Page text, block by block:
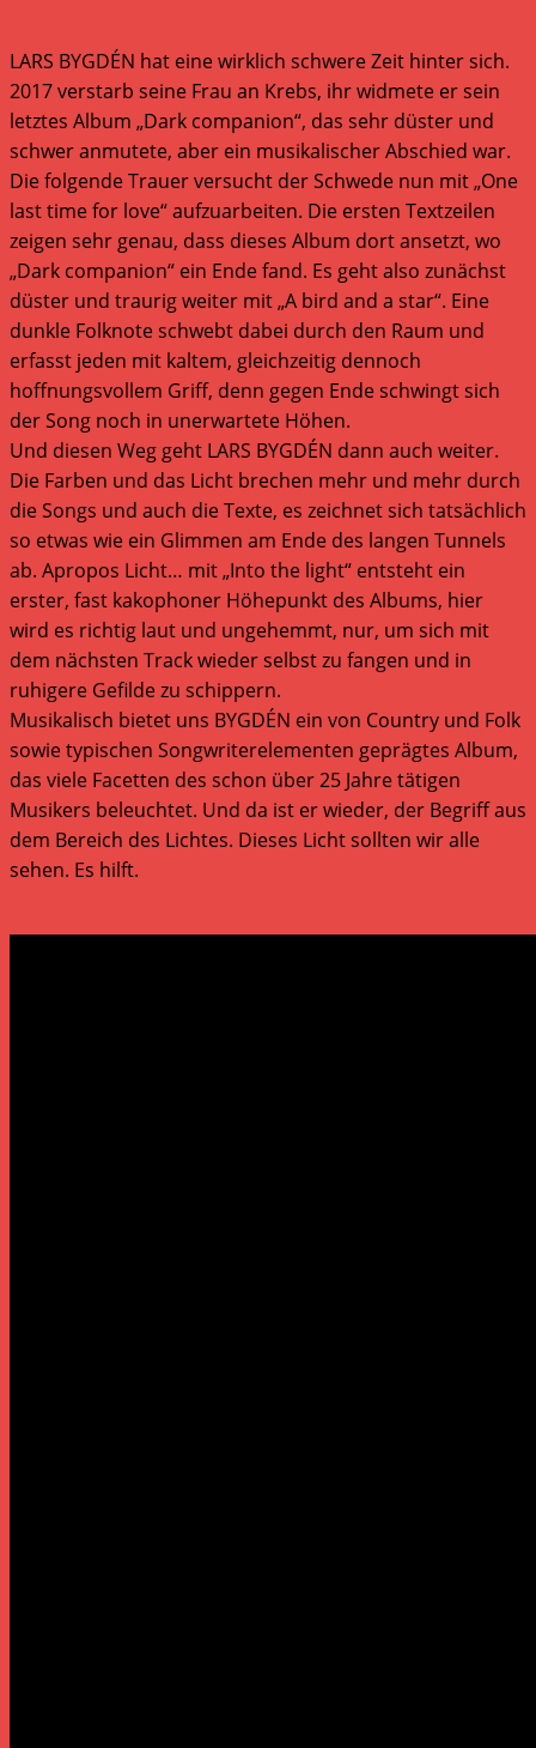
LARS BYGDÉN hat eine wirklich schwere Zeit hinter sich.
2017 verstarb seine Frau an Krebs, ihr widmete er sein
letztes Album „Dark companion“, das sehr düster und
schwer anmutete, aber ein musikalischer Abschied war.
Die folgende Trauer versucht der Schwede nun mit „One
last time for love“ aufzuarbeiten. Die ersten Textzeilen
zeigen sehr genau, dass dieses Album dort ansetzt, wo
„Dark companion“ ein Ende fand. Es geht also zunächst
düster und traurig weiter mit „A bird and a star“. Eine
dunkle Folknote schwebt dabei durch den Raum und
erfasst jeden mit kaltem, gleichzeitig dennoch
hoffnungsvollem Griff, denn gegen Ende schwingt sich
der Song noch in unerwartete Höhen.
Und diesen Weg geht LARS BYGDÉN dann auch weiter.
Die Farben und das Licht brechen mehr und mehr durch
die Songs und auch die Texte, es zeichnet sich tatsächlich
so etwas wie ein Glimmen am Ende des langen Tunnels
ab. Apropos Licht… mit „Into the light“ entsteht ein
erster, fast kakophoner Höhepunkt des Albums, hier
wird es richtig laut und ungehemmt, nur, um sich mit
dem nächsten Track wieder selbst zu fangen und in
ruhigere Gefilde zu schippern.
Musikalisch bietet uns BYGDÉN ein von Country und Folk
sowie typischen Songwriterelementen geprägtes Album,
das viele Facetten des schon über 25 Jahre tätigen
Musikers beleuchtet. Und da ist er wieder, der Begriff aus
dem Bereich des Lichtes. Dieses Licht sollten wir alle
sehen. Es hilft.